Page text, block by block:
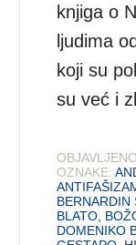
knjiga o
ljudima
koji su
su već i
OZNAKE:
BERNARDIN
BLATO
DOMENIKO